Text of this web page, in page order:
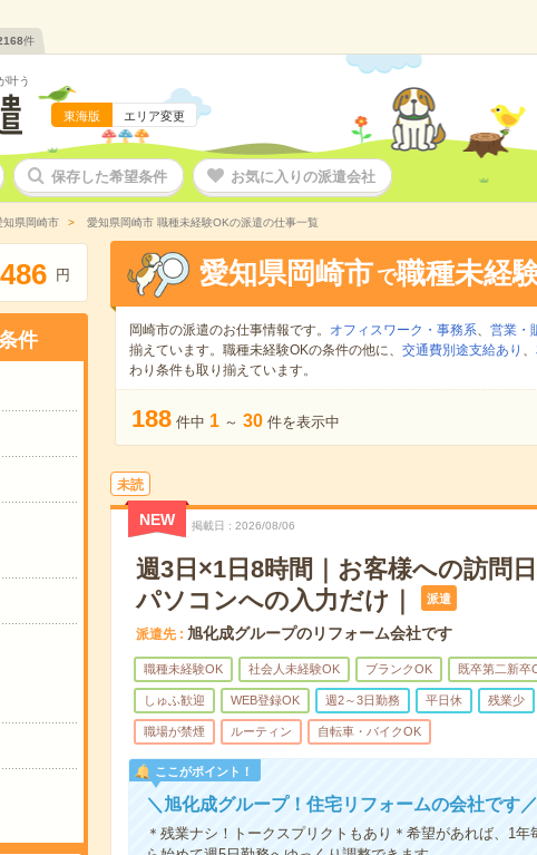
件
叶う
東海版 エリア変更
保存した希望条件 お気に入りの派遣会社
知県岡崎市 愛知県岡崎市 職種未経験OKの派遣の仕事一覧
486 円
件
愛知県岡崎市 で職種未経
岡崎市の派遣のお仕事情報です。 オフィスワーク・事務系、 営業・
揃えています。職種未経験OKの条件の他に、 交通費別途支給あり 、
わり条件も取り揃えています。
188 件中 1 ～ 30 件を表示中
未読
NEW 掲載日 2026/08/06
週3日×1日8時間｜お客様への訪問
パソコンへの入力だけ｜
派遣
派遣先 旭化成グループのリフォーム会社です
職種未経験OK 社会人未経験OK ブランクOK 既卒第二新卒
しゅふ歓迎 WEB登録OK 週2～3日勤務 平日休 残業少
職場が禁煙 ルーティン 自転車・バイクOK
ここがポイント！
＼旭化成グループ！住宅リフォームの会社です／
＊残業ナシ！トークスプリクトもあり＊希望があれば、1